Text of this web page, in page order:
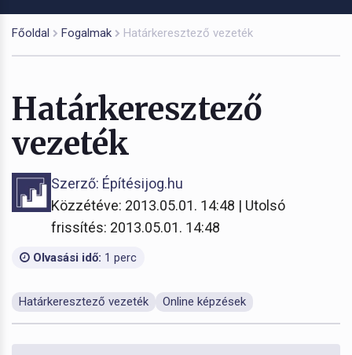
Főoldal Fogalmak Határkeresztező vezeték
Határkeresztező
vezeték
Szerző: Építésijog.hu
Közzétéve: 2013.05.01. 14:48 | Utolsó
frissítés: 2013.05.01. 14:48
Olvasási idő: 1 perc
Határkeresztező vezeték Online képzések